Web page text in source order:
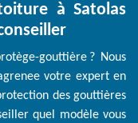
à Satolas
gouttière ? Nous
votre expert en
des gouttières
quel modèle vous